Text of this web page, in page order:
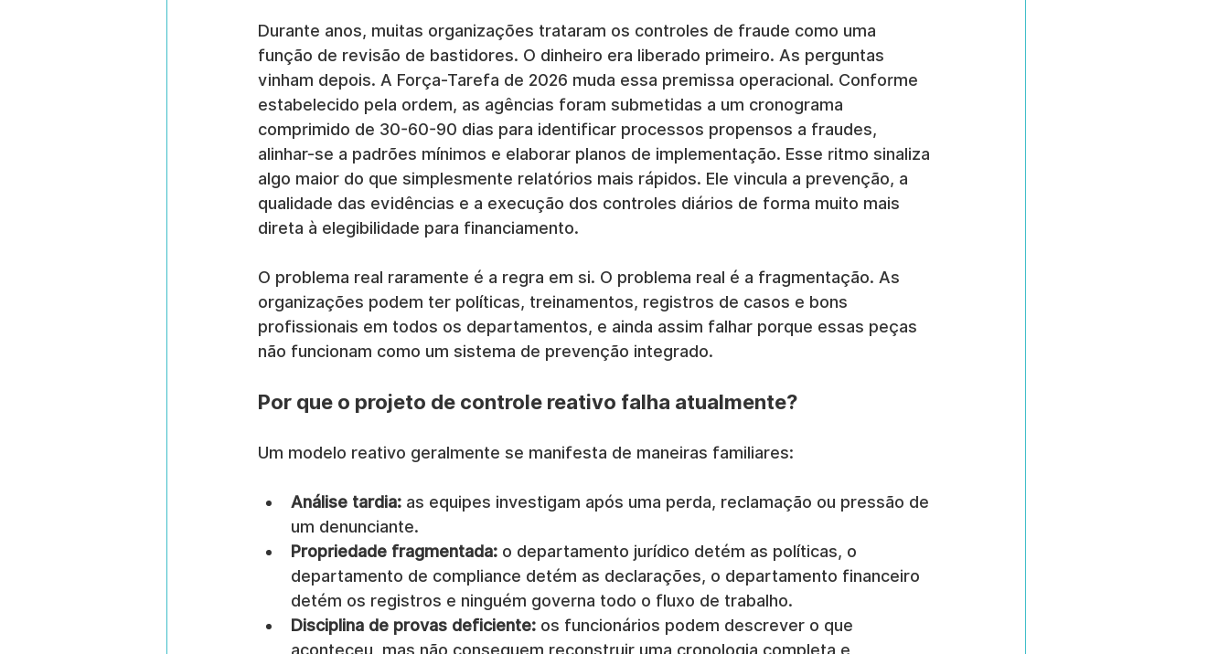
Durante anos, muitas organizações trataram os controles de fraude como uma
função de revisão de bastidores. O dinheiro era liberado primeiro. As perguntas
vinham depois. A Força-Tarefa de 2026 muda essa premissa operacional. Conforme
estabelecido pela ordem, as agências foram submetidas a um cronograma
comprimido de 30-60-90 dias para identificar processos propensos a fraudes,
alinhar-se a padrões mínimos e elaborar planos de implementação. Esse ritmo sinaliza
algo maior do que simplesmente relatórios mais rápidos. Ele vincula a prevenção, a
qualidade das evidências e a execução dos controles diários de forma muito mais
direta à elegibilidade para financiamento.
O problema real raramente é a regra em si. O problema real é a fragmentação. As
organizações podem ter políticas, treinamentos, registros de casos e bons
profissionais em todos os departamentos, e ainda assim falhar porque essas peças
não funcionam como um sistema de prevenção integrado.
Por que o projeto de controle reativo falha atualmente?
Um modelo reativo geralmente se manifesta de maneiras familiares:
Análise tardia: as equipes investigam após uma perda, reclamação ou pressão de
um denunciante.
Propriedade fragmentada: o departamento jurídico detém as políticas, o
departamento de compliance detém as declarações, o departamento financeiro
detém os registros e ninguém governa todo o fluxo de trabalho.
Disciplina de provas deficiente: os funcionários podem descrever o que
aconteceu, mas não conseguem reconstruir uma cronologia completa e